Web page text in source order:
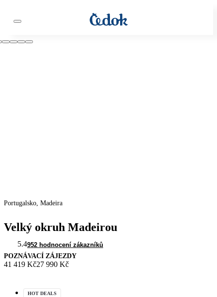
Portugalsko, Madeira
Velký okruh Madeirou
5.4952 hodnocení zákazníků
POZNÁVACÍ ZÁJEZDY
41 419 Kč27 990 Kč
HOT DEALS